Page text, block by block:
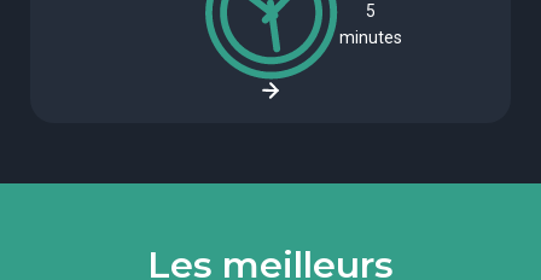
5
minutes
Les meilleurs